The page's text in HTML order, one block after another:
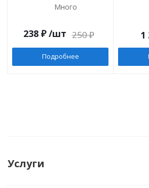
Много
238₽ /шт 250₽
Подробнее
1
Услуги